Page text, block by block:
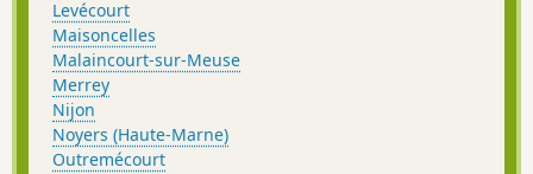
Levécourt
Maisoncelles
Malaincourt-sur-Meuse
Merrey
Nijon
Noyers (Haute-Marne)
Outremécourt